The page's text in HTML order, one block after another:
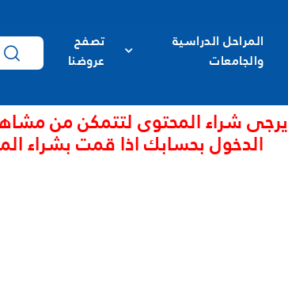
المراحل الدراسية
والجامعات
تصفح
عروضنا
يرجى شراء المحتوى لتتمكن من
الدخول بحسابك اذا قمت بشراء